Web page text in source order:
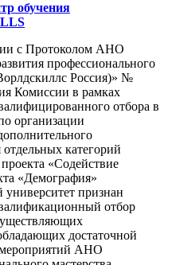
обучения
с Протоколом АНО
профессионального
Россия)» №
Комиссии в рамках
отбора в
организации
категорий
«Содействие
«Демография»
университет признан
отбор
достаточной
мероприятий АНО